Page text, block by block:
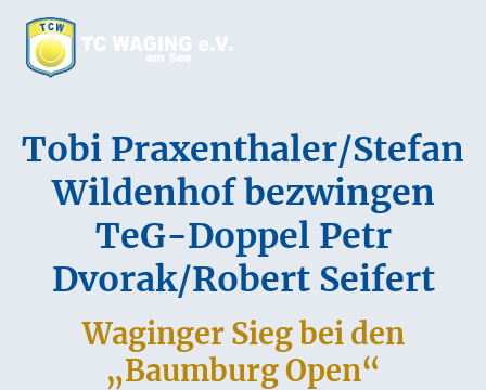
Tobi Praxenthaler/Stefan
Wildenhof bezwingen
TeG-Doppel Petr
Dvorak/Robert Seifert
Waginger Sieg bei den
„Baumburg Open“